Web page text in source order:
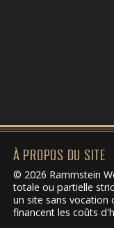
À PROPOS DU SITE
© 2026 Rammstein
totale ou partielle
un site sans vocation
financent les coûts